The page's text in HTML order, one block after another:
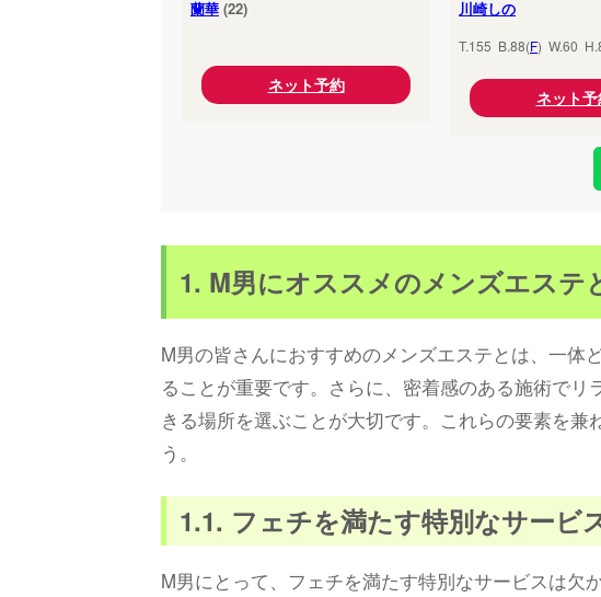
蘭華 (22)
ネット予約
川崎しの
T.155 B.88(F) W.60
ネット予
1. M男にオススメのメンズエステ
M男の皆さんにおすすめのメンズエステとは、一体
ることが重要です。さらに、密着感のある施術で
きる場所を選ぶことが大切です。これらの要素を
う。
1.1. フェチを満たす特別なサービ
M男にとって、フェチを満たす特別なサービスは